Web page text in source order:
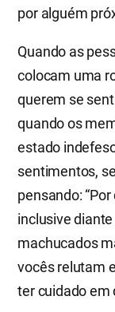
por alguém
Quando as
colocam uma
querem se
quando os
estado
sentimentos,
pensando:
inclusive
machucados
vocês relutam
ter cuidado em